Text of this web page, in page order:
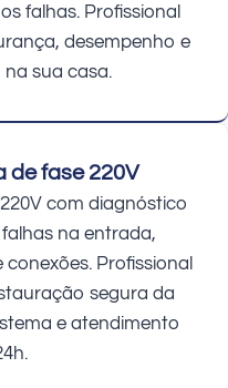
falhas. Profissional
desempenho e
sua casa.
de fase 220V
com diagnóstico
na entrada,
Profissional
segura da
e atendimento